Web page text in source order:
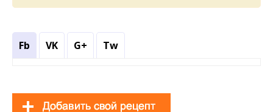
Fb VK G+ Tw